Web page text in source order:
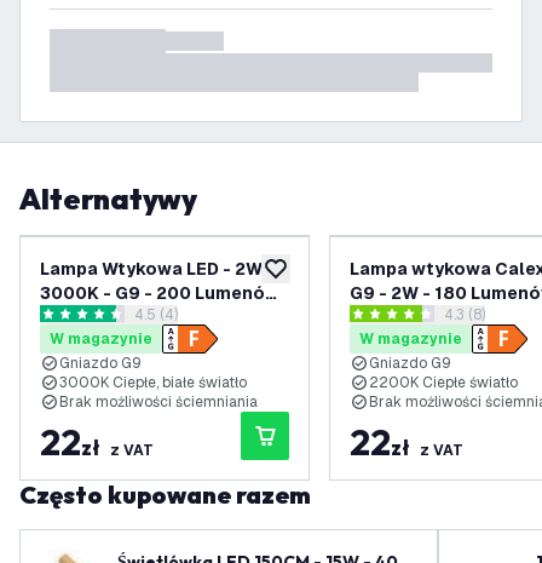
Alternatywy
dodaj do listy życzeń
Lampa Wtykowa LED - 2W -
3000K - G9 - 200 Lumenów
- Mat
otwórz panel recenzji
4.5 Gwiazdki oceny
4.5 (4)
W magazynie
Gniazdo G9
3000K Ciepłe, białe światło
Brak możliwości ściemniania
22zł z VAT
Lampa wtykowa
G9 - 2W - 180
2200K - Matotwórz panel
4.3 Gwiazdki oceny
4.3 (8)
W magazynie
Gniazdo G9
2200K Ciepłe światło
Brak możliwości
22zł z VAT
Często kupowane razem